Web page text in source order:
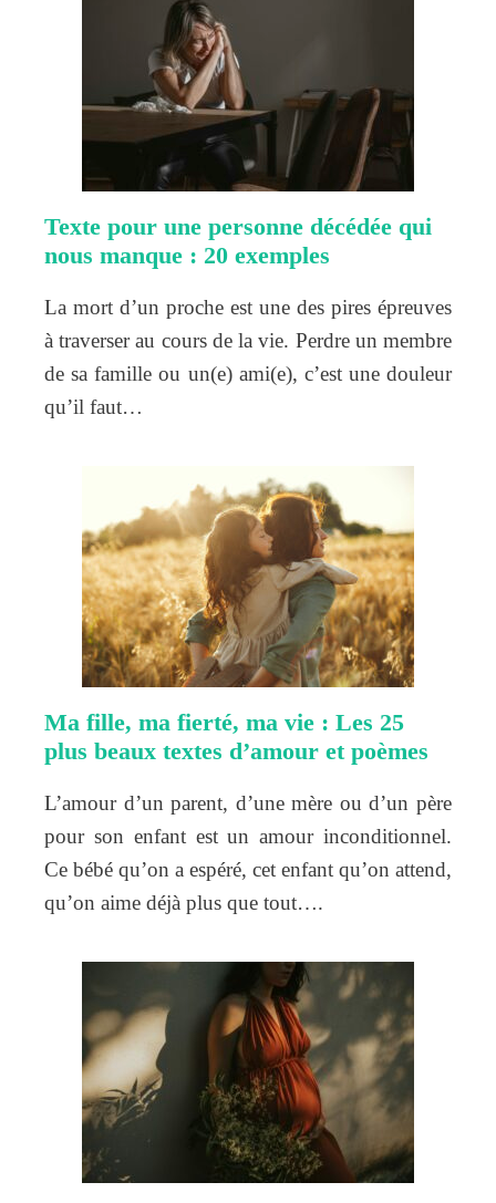
Texte pour une personne décédée qui
nous manque : 20 exemples
La mort d’un proche est une des pires épreuves
à traverser au cours de la vie. Perdre un membre
de sa famille ou un(e) ami(e), c’est une douleur
qu’il faut…
Ma fille, ma fierté, ma vie : Les 25
plus beaux textes d’amour et poèmes
L’amour d’un parent, d’une mère ou d’un père
pour son enfant est un amour inconditionnel.
Ce bébé qu’on a espéré, cet enfant qu’on attend,
qu’on aime déjà plus que tout….